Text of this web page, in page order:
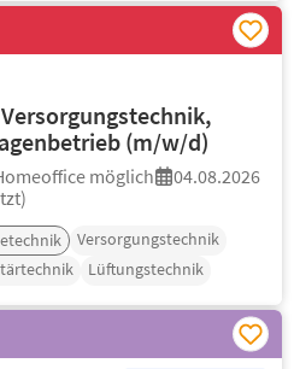
(m/w/d)
möglich
04.08.2026
Versorgungstechnik
Lüftungstechnik